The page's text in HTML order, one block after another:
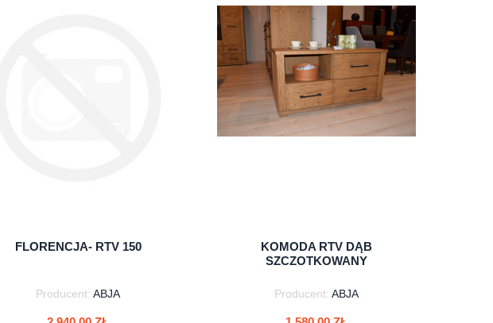
do koszyka
FLORENCJA- RTV 150
Producent: ABJA
KOMODA RTV DĄB
SZCZOTKOWANY
Producent: ABJA